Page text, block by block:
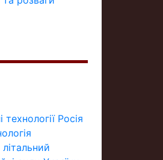
технології Росія